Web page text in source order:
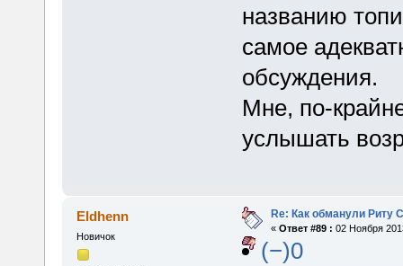
названию
самое
обсуждения.
Мне, по-
услышать
Eldhenn
Новичок
Re: Как обманули Риту
« Ответ #89 : 02 Ноября
(−)0